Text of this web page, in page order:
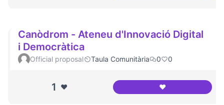
Canòdrom - Ateneu d'Innovació Digital
i Democràtica
Official proposal Taula Comunitària 0 0
1 ❤️ ❤️Canòdrom -